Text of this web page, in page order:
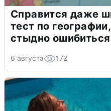
Справится даже
тест по
стыдно ошибиться
6 августа 172